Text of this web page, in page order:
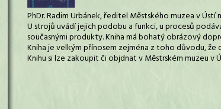
PhDr. Radim Urbánek, ředitel Městského muzea v
U strojů uvádí jejich podobu a funkci, u procesů
současnými produkty. Kniha má bohatý obrázový
Kniha je velkým přínosem zejména z toho důvodu,
Knihu si lze zakoupit či objdnat v Městrském muzeu v